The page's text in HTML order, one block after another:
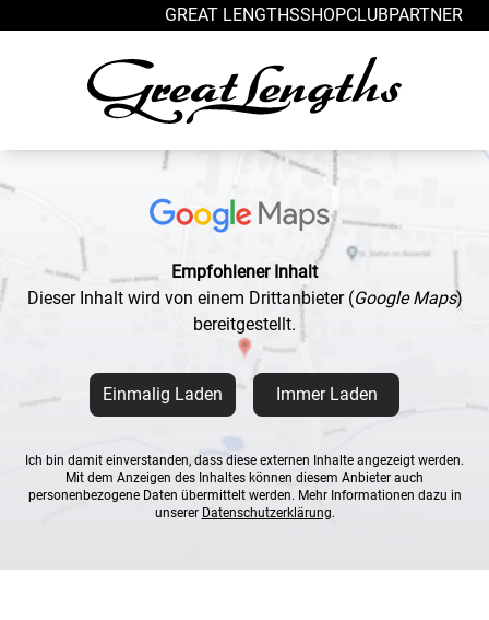
GREAT LENGTHSSHOPCLUBPARTNER
Empfohlener Inhalt
Dieser Inhalt wird von einem Drittanbieter (Google Maps)
bereitgestellt.
Einmalig Laden Immer Laden
Ich bin damit einverstanden, dass diese externen Inhalte angezeigt werden.
Mit dem Anzeigen des Inhaltes können diesem Anbieter auch
personenbezogene Daten übermittelt werden. Mehr Informationen dazu in
unserer Datenschutzerklärung.